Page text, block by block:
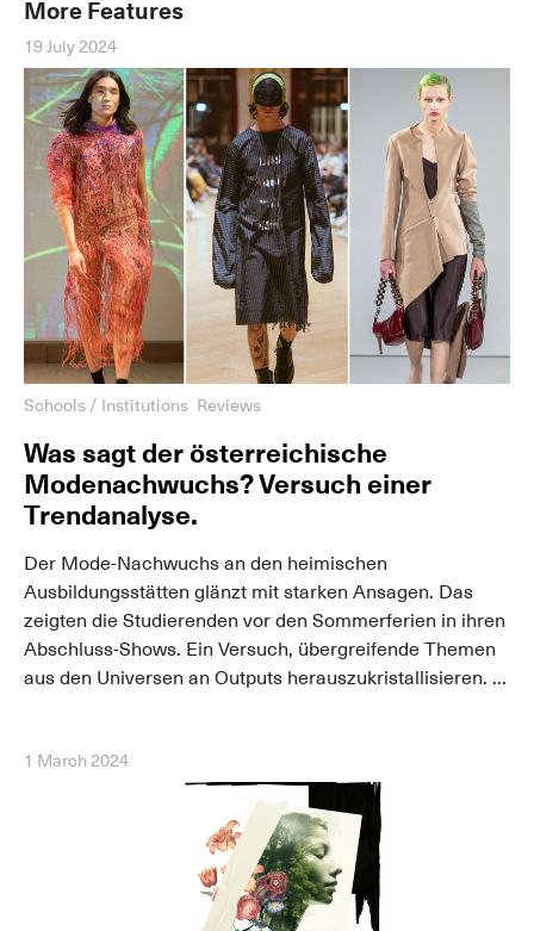
More Features
19 July 2024
Schools / Institutions Reviews
Was sagt der österreichische
Modenachwuchs? Versuch einer
Trendanalyse.
Der Mode-Nachwuchs an den heimischen
Ausbildungsstätten glänzt mit starken Ansagen. Das
zeigten die Studierenden vor den Sommerferien in ihren
Abschluss-Shows. Ein Versuch, übergreifende Themen
aus den Universen an Outputs herauszukristallisieren. ...
1 March 2024